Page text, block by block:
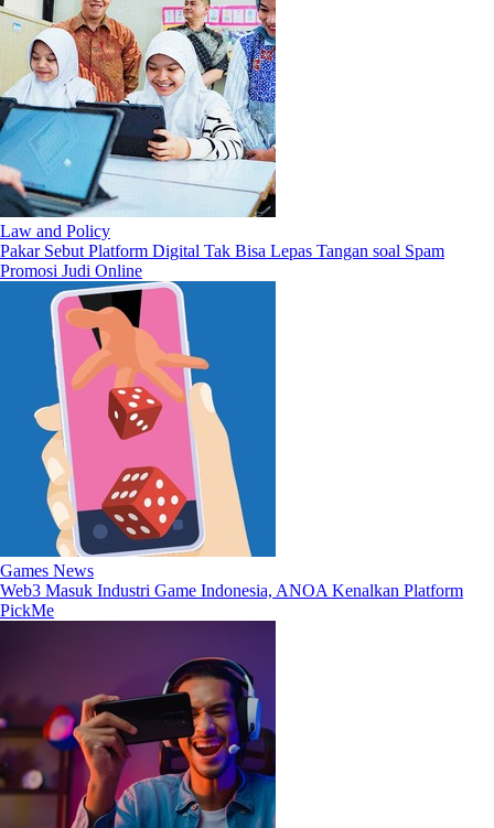
Law and Policy
Pakar Sebut Platform Digital Tak Bisa Lepas Tangan soal Spam
Promosi Judi Online
Games News
Web3 Masuk Industri Game Indonesia, ANOA Kenalkan Platform
PickMe